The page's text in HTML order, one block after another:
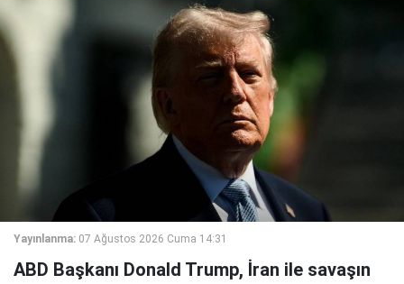
Yayınlanma: 07 Ağustos 2026 Cuma 14:31
ABD Başkanı Donald Trump, İran ile savaşın